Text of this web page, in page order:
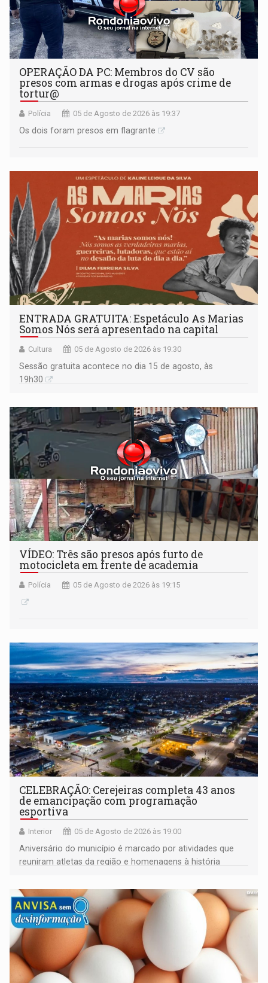
OPERAÇÃO DA PC: Membros do CV são
presos com armas e drogas após crime de
tortur@
Polícia 05 de Agosto de 2026 às 19:37
Os dois foram presos em flagrante
ENTRADA GRATUITA: Espetáculo As Marias
Somos Nós será apresentado na capital
Cultura 05 de Agosto de 2026 às 19:30
Sessão gratuita acontece no dia 15 de agosto, às
19h30
VÍDEO: Três são presos após furto de
motocicleta em frente de academia
Polícia 05 de Agosto de 2026 às 19:15
CELEBRAÇÃO: Cerejeiras completa 43 anos
de emancipação com programação
esportiva
Interior 05 de Agosto de 2026 às 19:00
Aniversário do município é marcado por atividades que
reuniram atletas da região e homenagens à história